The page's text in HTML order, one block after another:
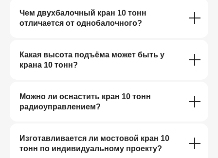
Чем двухбалочный кран 10 тонн
отличается от однобалочного?
Какая высота подъёма может быть у
крана 10 тонн?
Можно ли оснастить кран 10 тонн
радиоуправлением?
Изготавливается ли мостовой кран 10
тонн по индивидуальному проекту?